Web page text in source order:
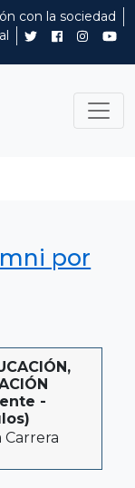
con la sociedad
por
-
Carrera